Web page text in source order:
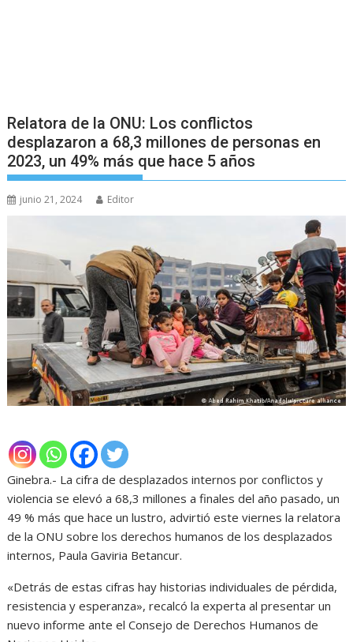
Relatora de la ONU: Los conflictos
desplazaron a 68,3 millones de personas en
2023, un 49% más que hace 5 años
junio 21, 2024 Editor
Ginebra.- La cifra de desplazados internos por conflictos y
violencia se elevó a 68,3 millones a finales del año pasado, un
49 % más que hace un lustro, advirtió este viernes la relatora
de la ONU sobre los derechos humanos de los desplazados
internos, Paula Gaviria Betancur.
«Detrás de estas cifras hay historias individuales de pérdida,
resistencia y esperanza», recalcó la experta al presentar un
nuevo informe ante el Consejo de Derechos Humanos de